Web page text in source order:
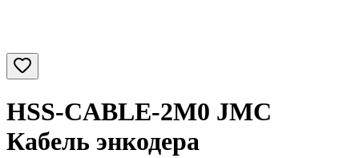
HSS-CABLE-2M0 JMC
Кабель энкодера